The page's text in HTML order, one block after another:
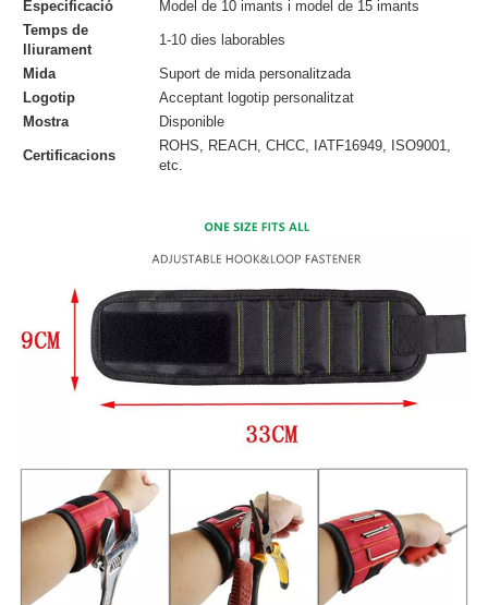
Especificació
Model de 10 imants i model de 15 imants
Temps de
lliurament
1-10 dies laborables
Mida
Suport de mida personalitzada
Logotip
Acceptant logotip personalitzat
Mostra
Disponible
Certificacions
ROHS, REACH, CHCC, IATF16949, ISO9001,
etc.